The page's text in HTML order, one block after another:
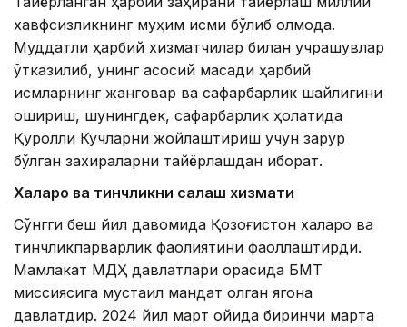
хавфсизликнинг муҳим қисми бўлиб қолмоқда.
Муддатли ҳарбий хизматчилар билан учрашувлар
ўтказилиб, унинг асосий мақсади ҳарбий
қисмларнинг жанговар ва сафарбарлик шайлигини
ошириш, шунингдек, сафарбарлик ҳолатида
Қуролли Кучларни жойлаштириш учун зарур
бўлган захираларни тайёрлашдан иборат.
Халқаро ва тинчликни сақлаш хизмати
Сўнгги беш йил давомида Қозоғистон халқаро ва
тинчликпарварлик фаолиятини фаоллаштирди.
Мамлакат МДҲ давлатлари орасида БМТ
миссиясига мустақил мандат олган ягона
давлатдир. 2024 йил март ойида биринчи марта